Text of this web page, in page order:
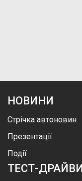
НОВИНИ
Стрічка автоновин
Презентації
Події
ТЕСТ-ДРАЙВИ